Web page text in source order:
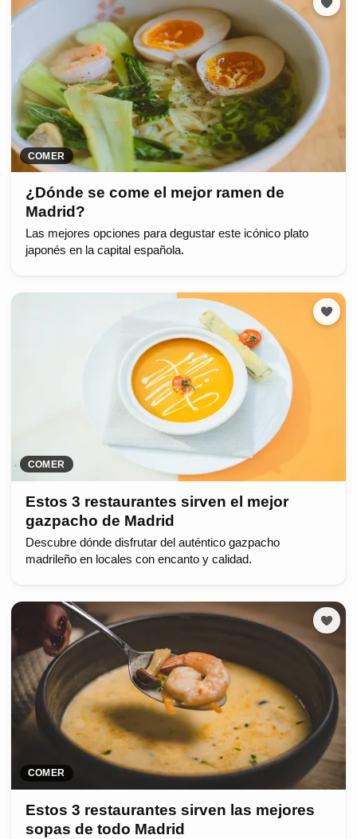
COMER
¿Dónde se come el mejor ramen de
Madrid?
Las mejores opciones para degustar este icónico plato
japonés en la capital española.
COMER
Estos 3 restaurantes sirven el mejor
gazpacho de Madrid
Descubre dónde disfrutar del auténtico gazpacho
madrileño en locales con encanto y calidad.
COMER
Estos 3 restaurantes sirven las mejores
sopas de todo Madrid